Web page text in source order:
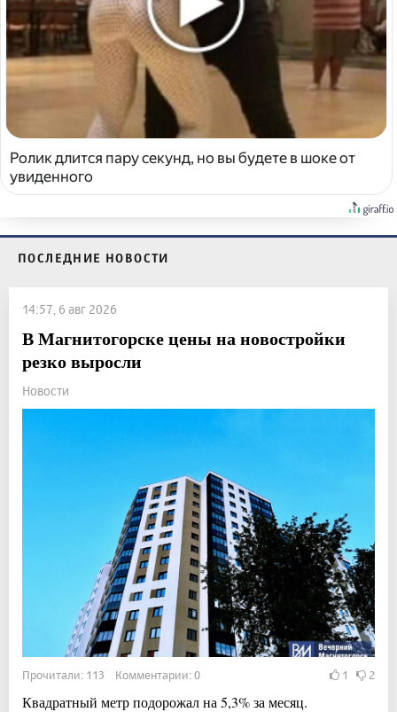
Ролик длится пару секунд, но вы будете в шоке от
увиденного
ПОСЛЕДНИЕ НОВОСТИ
14:57, 6 авг 2026
В Магнитогорске цены на новостройки
резко выросли
Новости
Прочитали: 113 Комментарии: 0 1 2
Квадратный метр подорожал на 5,3% за месяц.